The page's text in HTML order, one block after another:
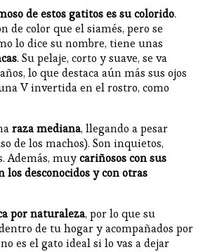
de estos gatitos es su colorido.
de color que el siamés, pero se
lo dice su nombre, tiene unas
. Su pelaje, corto y suave, se va
lo que destaca aún más sus ojos
V invertida en el rostro, como
raza mediana, llegando a pesar
de los machos). Son inquietos,
Además, muycariñosos con sus
los desconocidos y con otras
por naturaleza, por lo que su
de tu hogar y acompañados por
es el gato ideal si lo vas a dejar